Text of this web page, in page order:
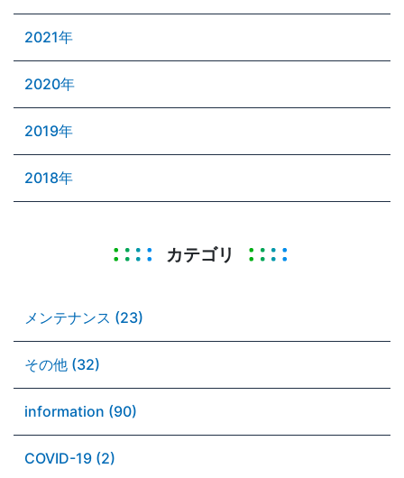
2021年
2020年
2019年
2018年
カテゴリ
メンテナンス (23)
その他 (32)
information (90)
COVID-19 (2)